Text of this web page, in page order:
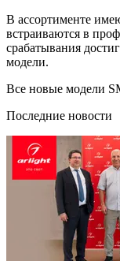
В ассортименте
встраиваются в
срабатывания
модели.
Все новые модели
Последние новости